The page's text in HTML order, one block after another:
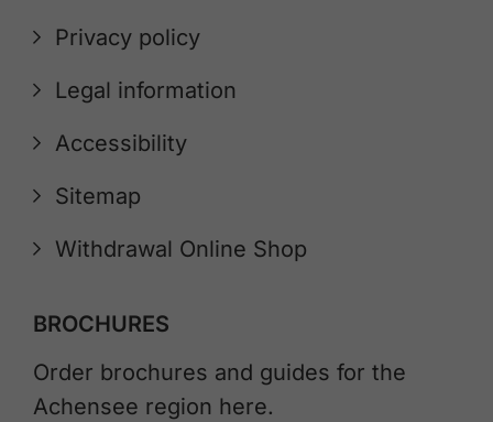
Privacy policy
Legal information
Accessibility
Sitemap
Withdrawal Online Shop
BROCHURES
Order brochures and guides for the
Achensee region here.